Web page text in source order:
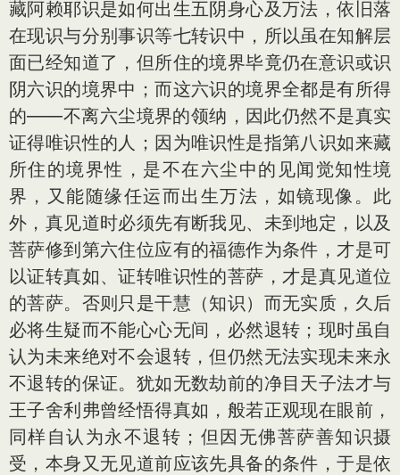
藏阿赖耶识是如何出生五阴身心及万法，依旧落
在现识与分别事识等七转识中，所以虽在知解层
面已经知道了，但所住的境界毕竟仍在意识或识
阴六识的境界中；而这六识的境界全都是有所得
的——不离六尘境界的领纳，因此仍然不是真实
证得唯识性的人；因为唯识性是指第八识如来藏
所住的境界性，是不在六尘中的见闻觉知性境
界，又能随缘任运而出生万法，如镜现像。此
外，真见道时必须先有断我见、未到地定，以及
菩萨修到第六住位应有的福德作为条件，才是可
以证转真如、证转唯识性的菩萨，才是真见道位
的菩萨。否则只是干慧（知识）而无实质，久后
必将生疑而不能心心无间，必然退转；现时虽自
认为未来绝对不会退转，但仍然无法实现未来永
不退转的保证。犹如无数劫前的净目天子法才与
王子舍利弗曾经悟得真如，般若正观现在眼前，
同样自认为永不退转；但因无佛菩萨善知识摄
受，本身又无见道前应该先具备的条件，于是依